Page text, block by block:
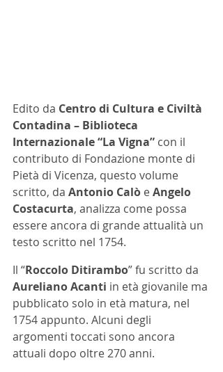
Edito da Centro di Cultura e Civiltà
Contadina – Biblioteca
Internazionale “La Vigna” con il
contributo di Fondazione monte di
Pietà di Vicenza, questo volume
scritto, da Antonio Calò e Angelo
Costacurta, analizza come possa
essere ancora di grande attualità un
testo scritto nel 1754.
Il “Roccolo Ditirambo” fu scritto da
Aureliano Acanti in età giovanile ma
pubblicato solo in età matura, nel
1754 appunto. Alcuni degli
argomenti toccati sono ancora
attuali dopo oltre 270 anni.